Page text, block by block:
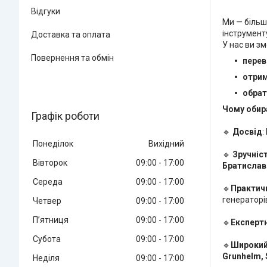
Ми —
У нас ви
Чому
🔹 Досвід:
🔹
🔹
🔹
🔹
Grunhelm,
Відгуки
Доставка та оплата
Повернення та обмін
Графік роботи
Понеділок
Вихідний
Вівторок
09:00
17:00
Середа
09:00
17:00
Четвер
09:00
17:00
Пʼятниця
09:00
17:00
Субота
09:00
17:00
Неділя
09:00 17:00